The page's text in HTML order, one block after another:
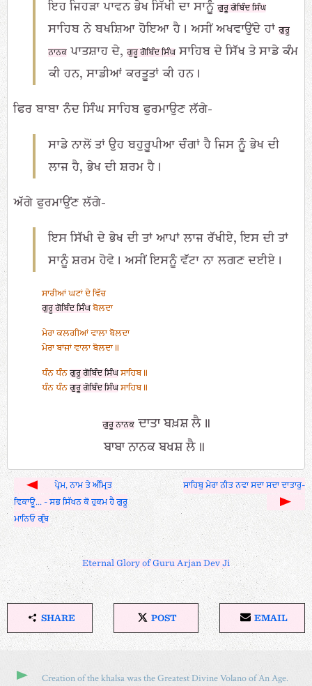
ਇਹ ਜਿਹੜਾ ਪਾਵਨ ਭੇਖ ਸਿੱਖੀ ਦਾ ਸਾਨੂੰ ਗੁਰੂ ਗੋਬਿੰਦ ਸਿੰਘ
ਸਾਹਿਬ ਨੇ ਬਖਸ਼ਿਆ ਹੋਇਆ ਹੈ। ਅਸੀਂ ਅਖਵਾਉਂਦੇ ਹਾਂ ਗੁਰੂ
ਨਾਨਕਪਾਤਸ਼ਾਹ ਦੇ, ਗੁਰੂ ਗੋਬਿੰਦ ਸਿੰਘਸਾਹਿਬ ਦੇ ਸਿੱਖ ਤੇ ਸਾਡੇ ਕੰਮ
ਕੀ ਹਨ, ਸਾਡੀਆਂ ਕਰਤੂਤਾਂ ਕੀ ਹਨ।
ਫਿਰ ਬਾਬਾ ਨੰਦ ਸਿੰਘ ਸਾਹਿਬ ਫੁਰਮਾਉਣ ਲੱਗੇ-
ਸਾਡੇ ਨਾਲੋਂ ਤਾਂ ਉਹ ਬਹੁਰੂਪੀਆ ਚੰਗਾਂ ਹੈ ਜਿਸ ਨੂੰ ਭੇਖ ਦੀ
ਲਾਜ ਹੈ, ਭੇਖ ਦੀ ਸ਼ਰਮ ਹੈ।
ਅੱਗੇ ਫੁਰਮਾਉਂਣ ਲੱਗੇ-
ਇਸ ਸਿੱਖੀ ਦੇ ਭੇਖ ਦੀ ਤਾਂ ਆਪਾਂ ਲਾਜ ਰੱਖੀਏ, ਇਸ ਦੀ ਤਾਂ
ਸਾਨੂੰ ਸ਼ਰਮ ਹੋਵੇ। ਅਸੀਂ ਇਸਨੂੰ ਵੱਟਾ ਨਾ ਲਗਣ ਦਈਏ।
ਸਾਰੀਆਂ ਘਟਾਂ ਦੇ ਵਿੱਚ
ਗੁਰੂ ਗੋਬਿੰਦ ਸਿੰਘ ਬੋਲਦਾ
ਮੇਰਾ ਕਲਗੀਆਂ ਵਾਲਾ ਬੋਲਦਾ
ਮੇਰਾ ਬਾਂਜਾਂ ਵਾਲਾ ਬੋਲਦਾ॥
ਧੰਨ ਧੰਨਗੁਰੂ ਗੋਬਿੰਦ ਸਿੰਘਸਾਹਿਬ॥
ਧੰਨ ਧੰਨਗੁਰੂ ਗੋਬਿੰਦ ਸਿੰਘਸਾਹਿਬ॥
ਗੁਰੂ ਨਾਨਕਦਾਤਾ ਬਖ਼ਸ਼ ਲੈ॥
ਬਾਬਾ ਨਾਨਕ ਬਖਸ਼ ਲੈ॥
ਪ੍ਰੇਮ, ਨਾਮ ਤੇ ਅੰਮ੍ਰਿਤ
ਵਿਕਾਊ... - ਸਭ ਸਿੱਖਨ ਕੋ ਹੁਕਮ ਹੈ ਗੁਰੂ
ਮਾਨਿਓ ਗ੍ਰੰਥ
ਸਾਹਿਬੁ ਮੇਰਾ ਨੀਤ ਨਵਾ ਸਦਾ ਸਦਾ ਦਾਤਾਰੁ-
Eternal Glory of Guru Arjan Dev Ji
H
E
SHARE
O
POST
M
L
EMAIL
Creation of the khalsa was the Greatest Divine Volano of An Age.